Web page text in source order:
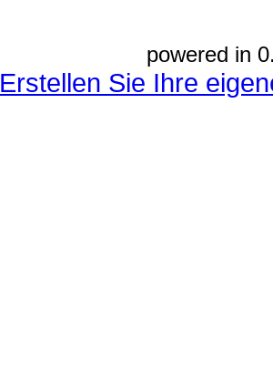
powered in
Erstellen Sie Ihre